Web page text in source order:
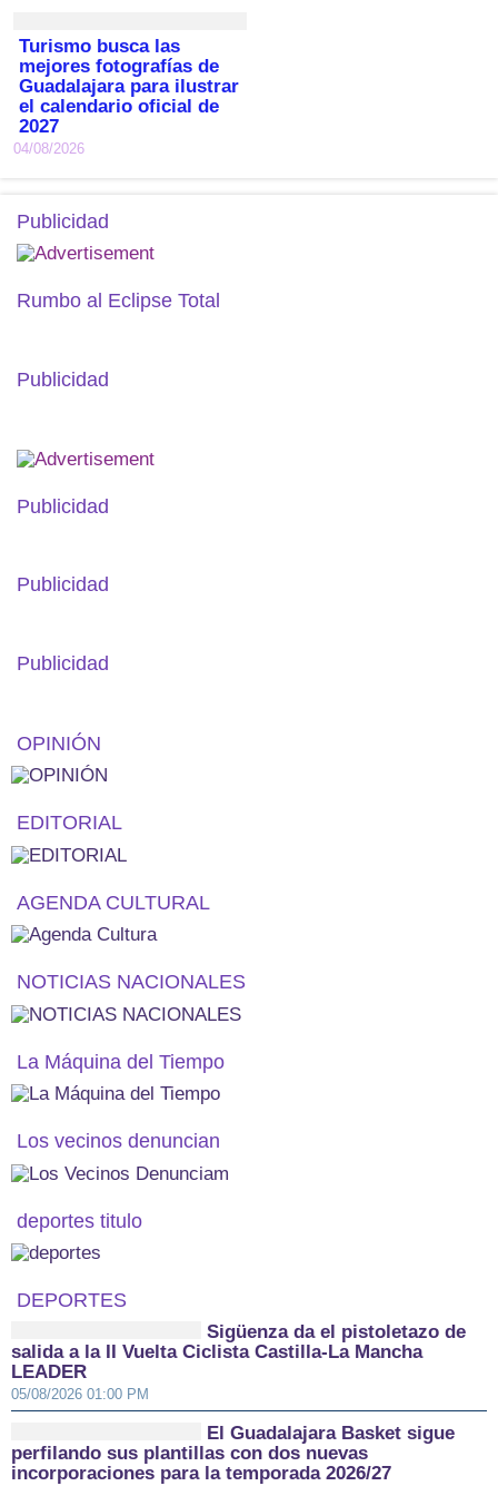
Turismo busca las
mejores fotografías de
Guadalajara para ilustrar
el calendario oficial de
2027
04/08/2026
Publicidad
Rumbo al Eclipse Total
Publicidad
Publicidad
Publicidad
Publicidad
OPINIÓN
EDITORIAL
AGENDA CULTURAL
NOTICIAS NACIONALES
La Máquina del Tiempo
Los vecinos denuncian
deportes titulo
DEPORTES
Sigüenza da el pistoletazo de
salida a la II Vuelta Ciclista Castilla-La Mancha
LEADER
05/08/2026 01:00 PM
El Guadalajara Basket sigue
perfilando sus plantillas con dos nuevas
incorporaciones para la temporada 2026/27